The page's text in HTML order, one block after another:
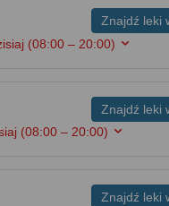
Znajdź leki
(08:00 – 20:00)
Znajdź leki
(08:00 – 20:00)
Znajdź leki